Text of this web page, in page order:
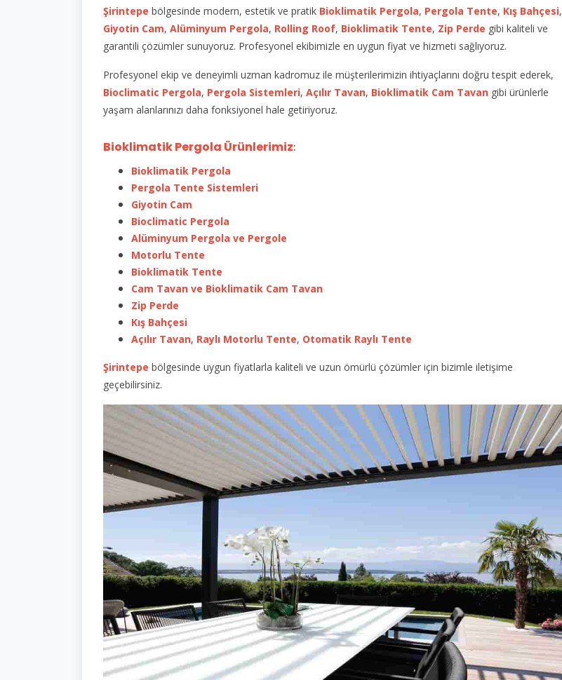
Şirintepe bölgesinde modern, estetik ve pratik Bioklimatik Pergola, Pergola Tente, Kış Bahçesi,
Giyotin Cam, Alüminyum Pergola, Rolling Roof, Bioklimatik Tente, Zip Perde gibi kaliteli ve
garantili çözümler sunuyoruz. Profesyonel ekibimizle en uygun fiyat ve hizmeti sağlıyoruz.
Profesyonel ekip ve deneyimli uzman kadromuz ile müşterilerimizin ihtiyaçlarını doğru tespit ederek,
Bioclimatic Pergola, Pergola Sistemleri, Açılır Tavan, Bioklimatik Cam Tavan gibi ürünlerle
yaşam alanlarınızı daha fonksiyonel hale getiriyoruz.
Bioklimatik Pergola Ürünlerimiz:
Bioklimatik Pergola
Pergola Tente Sistemleri
Giyotin Cam
Bioclimatic Pergola
Alüminyum Pergola ve Pergole
Motorlu Tente
Bioklimatik Tente
Cam Tavan ve Bioklimatik Cam Tavan
Zip Perde
Kış Bahçesi
Açılır Tavan, Raylı Motorlu Tente, Otomatik Raylı Tente
Şirintepe bölgesinde uygun fiyatlarla kaliteli ve uzun ömürlü çözümler için bizimle iletişime
geçebilirsiniz.